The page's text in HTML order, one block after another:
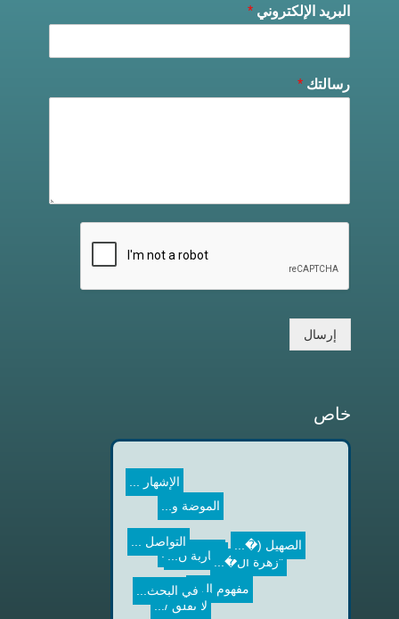
البريد الإلكتروني *
رسالتك *
إرسال
خاص
مفهوم ال...
قراءة في...
الموضة و...
لا تقلق /...
مقاربة ن...
"زهرة ال�... الإشهار ...
في البحث...
الصهيل (�... التواصل ...